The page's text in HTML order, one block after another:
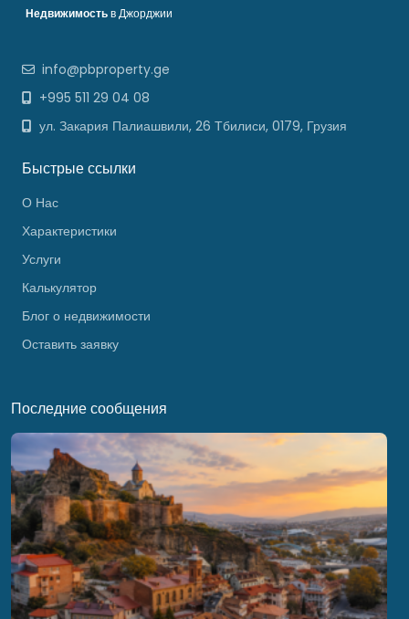
Недвижимостьв Джорджии
info@pbproperty.ge
+995 511 29 04 08
ул. Закария Палиашвили, 26 Тбилиси, 0179, Грузия
Быстрые ссылки
О Нас
Характеристики
Услуги
Калькулятор
Блог о недвижимости
Оставить заявку
Последние сообщения